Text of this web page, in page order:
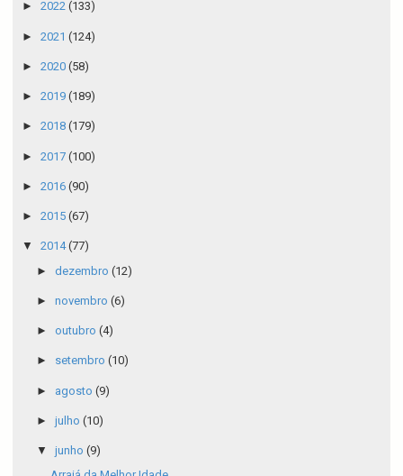
► 2022 (133)
► 2021 (124)
► 2020 (58)
► 2019 (189)
► 2018 (179)
► 2017 (100)
► 2016 (90)
► 2015 (67)
▼ 2014(77)
► dezembro (12)
► novembro (6)
► outubro (4)
► setembro (10)
► agosto (9)
► julho (10)
▼ junho (9)